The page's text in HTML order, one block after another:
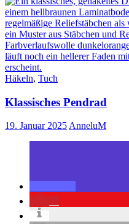
Häkeln, Tuch
Klassisches Pendrad
19. Januar 2025 AnneluM